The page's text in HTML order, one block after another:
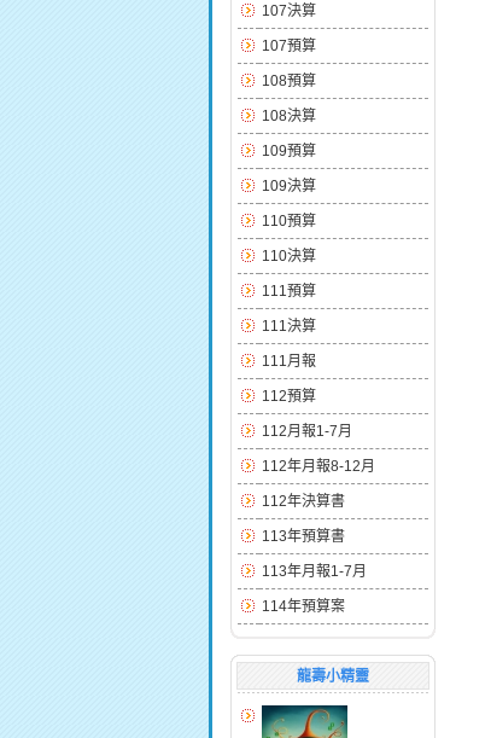
107決算
107預算
108預算
108決算
109預算
109決算
110預算
110決算
111預算
111決算
111月報
112預算
112月報1-7月
112年月報8-12月
112年決算書
113年預算書
113年月報1-7月
114年預算案
龍壽小精靈